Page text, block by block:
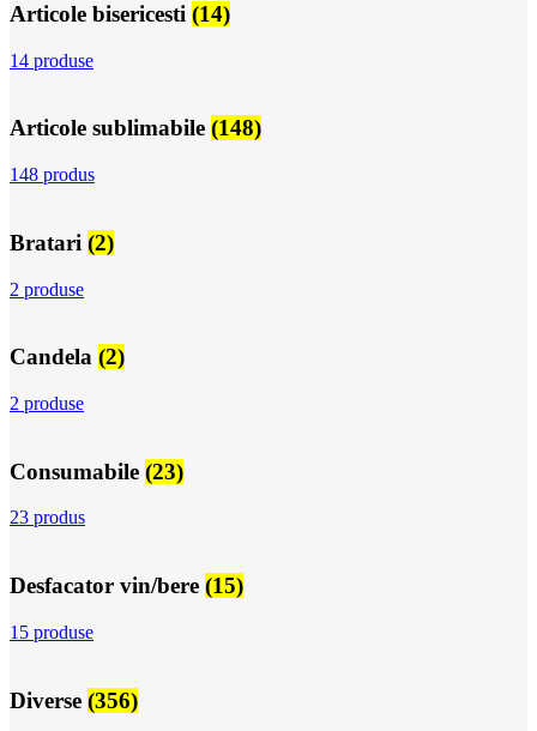
Articole bisericesti (14)
14 produse
Articole sublimabile (148)
148 produs
Bratari (2)
2 produse
Candela (2)
2 produse
Consumabile (23)
23 produs
Desfacator vin/bere (15)
15 produse
Diverse (356)